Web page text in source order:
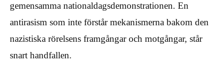
gemensamma nationaldagsdemonstrationen. En
antirasism som inte förstår mekanismerna bakom den
nazistiska rörelsens framgångar och motgångar, står
snart handfallen.